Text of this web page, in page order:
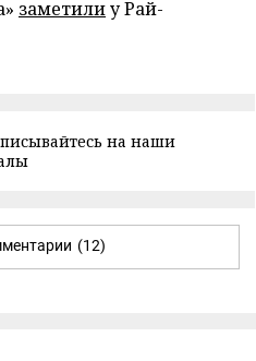
заметилиу Рай-
на наши
(12)